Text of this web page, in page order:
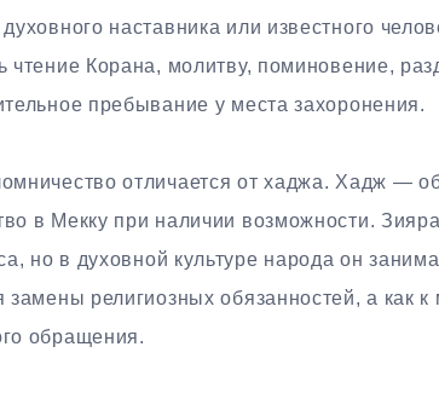
наставника или известного
чтение Корана, молитву, поминовение,
пребывание у места захоронения.
отличается от хаджа. Хадж —
в Мекку при наличии возможности.
но в духовной культуре народа он
замены религиозных обязанностей, а как
обращения.